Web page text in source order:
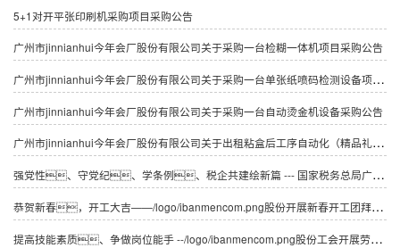
5+1对开平张印刷机采购项目采购公告
广州市jinnianhui今年会厂股份有限公司关于采购一台检糊一体机项目采购公告
广州市jinnianhui今年会厂股份有限公司关于采购一台单张纸喷码检测设备项目采购公告
广州市jinnianhui今年会厂股份有限公司关于采购一台自动烫金机设备采购公告
广州市jinnianhui今年会厂股份有限公司关于出租粘盒后工序自动化（精品礼盒）生产线设备公告采购公告
强党性、守党纪、学条例、税企共建绘新篇 --- 国家税务总局广州市海珠区税务局征收管理科党支部、 国家税务总局广州市海珠区税务局信息中心党支部、 广州市jinnianhui今年会厂股份有限公司包装印刷党支部“联学联建联创”
恭贺新春，开工大吉——/logo/ibanmencom.png股份开展新春开工团拜活动
提高技能素质、争做岗位能手 --/logo/ibanmencom.png股份工会开展劳动技能竞赛